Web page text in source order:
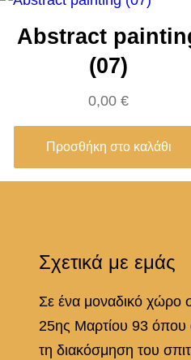
Abstract
(07)
0,00€
Προσθήκη στο καλάθι
Σχετικά με εμάς
Σε ένα μοναδικό χώρο
25ης Μαρτίου 93 όπου
τη διακόσμηση του